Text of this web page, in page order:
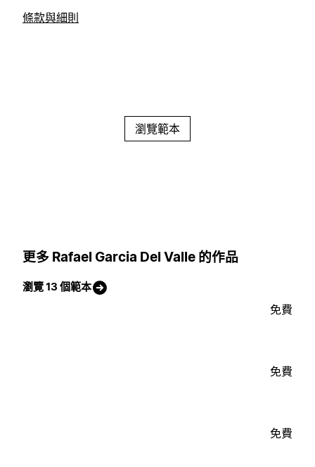
條款與細則
瀏覽範本
更多 Rafael Garcia Del Valle 的作品
瀏覽 13 個範本
免費
免費
免費